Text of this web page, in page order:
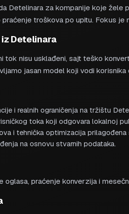
Detelinara za kompanije koje
troškova po upitu. Fokus
Detelinara
tok nisu usklađeni, sajt teško
jasan model koji vodi
i realnih ograničenja na tržištu
toka koji odgovara lokalnoj
i tehnička optimizacija
na osnovu stvarnih podataka.
praćenje konverzija i